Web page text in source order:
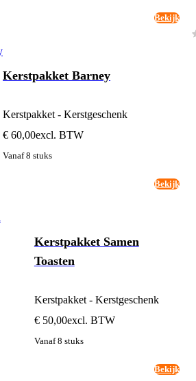
Bekijk
Kerstpakket Barney
Kerstpakket - Kerstgeschenk
€ 60,00excl. BTW
Vanaf 8 stuks
Bekijk
Kerstpakket Samen
Toasten
Kerstpakket - Kerstgeschenk
€ 50,00excl. BTW
Vanaf 8 stuks
Bekijk